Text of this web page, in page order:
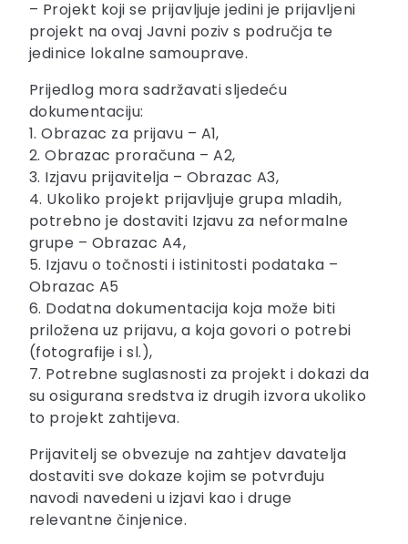
– Projekt koji se prijavljuje jedini je prijavljeni
projekt na ovaj Javni poziv s područja te
jedinice lokalne samouprave.
Prijedlog mora sadržavati sljedeću
dokumentaciju:
1. Obrazac za prijavu – A1,
2. Obrazac proračuna – A2,
3. Izjavu prijavitelja – Obrazac A3,
4. Ukoliko projekt prijavljuje grupa mladih,
potrebno je dostaviti Izjavu za neformalne
grupe – Obrazac A4,
5. Izjavu o točnosti i istinitosti podataka –
Obrazac A5
6. Dodatna dokumentacija koja može biti
priložena uz prijavu, a koja govori o potrebi
(fotografije i sl.),
7. Potrebne suglasnosti za projekt i dokazi da
su osigurana sredstva iz drugih izvora ukoliko
to projekt zahtijeva.
Prijavitelj se obvezuje na zahtjev davatelja
dostaviti sve dokaze kojim se potvrđuju
navodi navedeni u izjavi kao i druge
relevantne činjenice.